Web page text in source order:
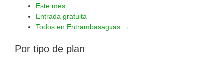
Este mes
Entrada gratuita
Todos en Entrambasaguas →
Por tipo de plan